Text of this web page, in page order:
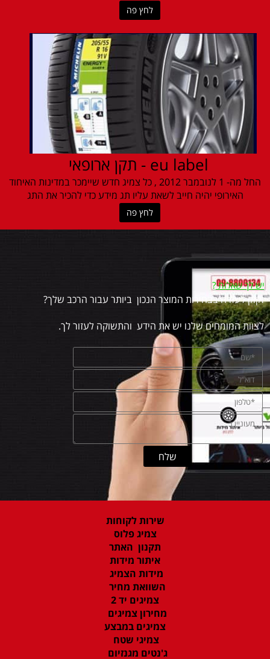
לחץ פה
eu label - תקן ארופאי
החל מה- 1 לנובמבר 2012 , כל צמיג חדש שיימכר במדינות האיחוד
האירופי יהיה חייב לשאת עליו תג מידע כדי להכיר את התג
לחץ פה
יש לך שאלות?
זקוק לעזרה בבחירות המוצר הנכון ביותר עבור הרכב שלך?
לצוות המומחים שלנו יש את הידע והתשוקה לעזור לך.
שירות לקוחות
צמיג פלוס
תקנון האתר
איתור מידות
מידות הצמיג
השוואת מחיר
צמיגים יד 2
מחירון צמיגים
צמיגים במבצע
צמיגי שטח
ג'נטים מגנזיום